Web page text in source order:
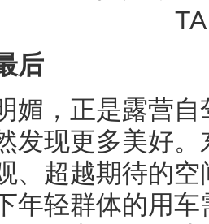
后
，正是露营自
发现更多美好
、超越期待的
年轻群体的用